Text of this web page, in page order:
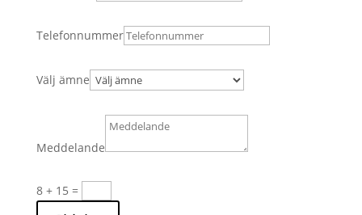
Telefonnummer
Välj ämne
Meddelande
8 + 15 =